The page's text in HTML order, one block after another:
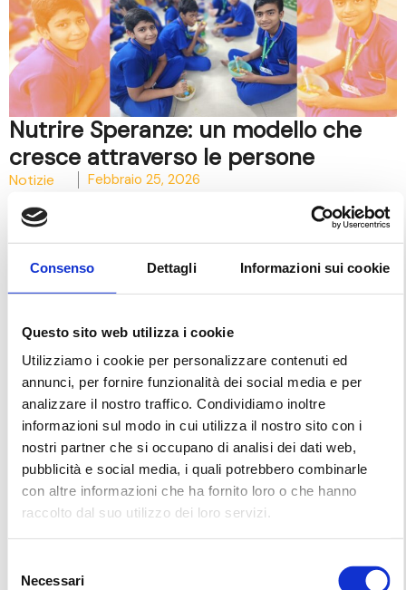
Consenso Dettagli Informazioni sui cookie
Questo sito web utilizza i cookie
Utilizziamo i cookie per personalizzare contenuti ed
annunci, per fornire funzionalità dei social media e per
analizzare il nostro traffico. Condividiamo inoltre
informazioni sul modo in cui utilizza il nostro sito con i
nostri partner che si occupano di analisi dei dati web,
pubblicità e social media, i quali potrebbero combinarle
con altre informazioni che ha fornito loro o che hanno
raccolto dal suo utilizzo dei loro servizi.
delNecessari
Nutrire Speranze: un modello che
cresce attraverso le persone
Notizie Febbraio 25, 2026
Nel cuore pulsante dello slum di Pilkhana, la Balò
English School rappresenta molto più di un
semplice luogo di apprendimento: è un presidio
fondamentale per la tutela integrale dell’infanzia.